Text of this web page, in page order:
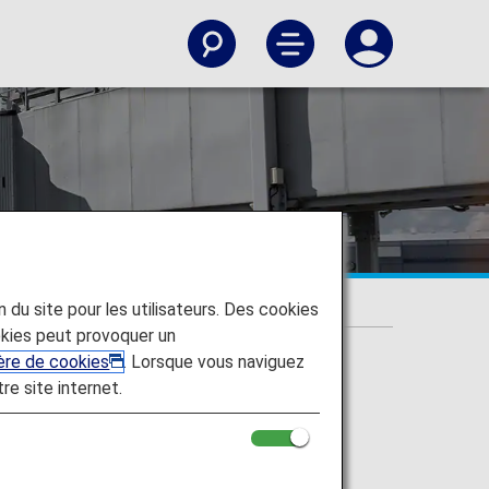
site pour les utilisateurs. Des cookies
peut provoquer un
de cookies
. Lorsque vous naviguez
site internet.